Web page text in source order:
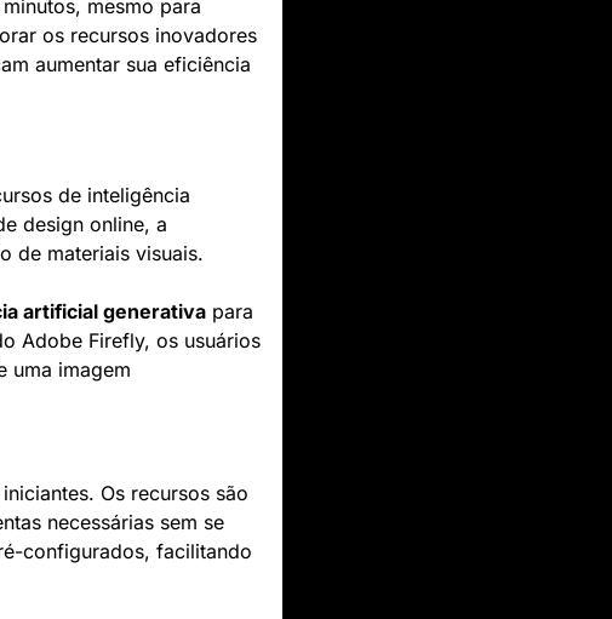
mesmo para
os recursos inovadores
aumentar sua eficiência
de inteligência
design online, a
de materiais visuais.
artificial generativa para
Adobe Firefly, os usuários
uma imagem
Os recursos são
necessárias sem se
configurados, facilitando